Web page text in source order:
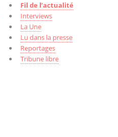
Fil de l’actualité
Interviews
La Une
Lu dans la presse
Reportages
Tribune libre